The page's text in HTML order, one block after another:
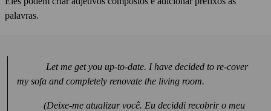
palavras.
Let me get you up-to-date. I have decided to re-cover
my sofa and completely renovate the living room.
(Deixe-me atualizar você. Eu deciddi recobrir o meu